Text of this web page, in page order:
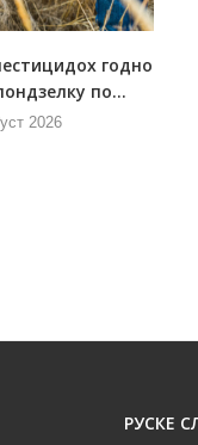
годно
по...
2026
РУСКЕ